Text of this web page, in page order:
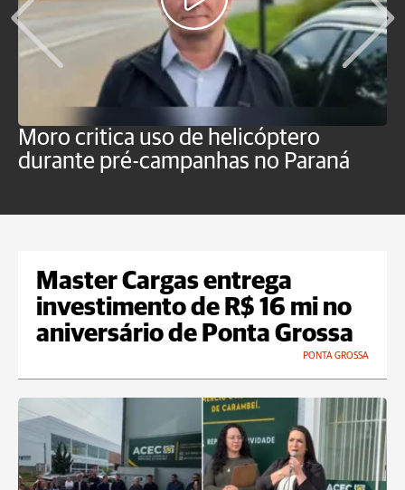
Moro critica uso de helicóptero
durante pré-campanhas no Paraná
Master Cargas entrega
investimento de R$ 16 mi no
aniversário de Ponta Grossa
PONTA GROSSA